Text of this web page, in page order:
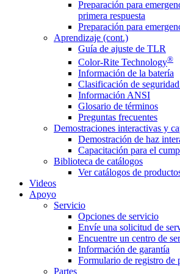
Preparación para
primera respuesta
Preparación para
Aprendizaje (cont.)
Guía de ajuste de TLR
Color-Rite Technology®
Información de la batería
Clasificación de
Información ANSI
Glosario de términos
Preguntas frecuentes
Demostraciones interactivas y
Demostración de haz
Capacitación para el
Biblioteca de catálogos
Ver catálogos de
Videos
Apoyo
Servicio
Opciones de servicio
Envíe una solicitud de
Encuentre un centro de
Información de garantía
Formulario de registro de
Partes